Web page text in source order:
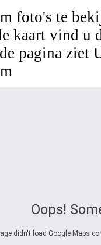
foto's te
kaart vind
pagina ziet
Oops!
didn't load Google Maps